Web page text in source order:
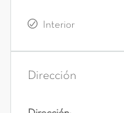
Interior
Dirección